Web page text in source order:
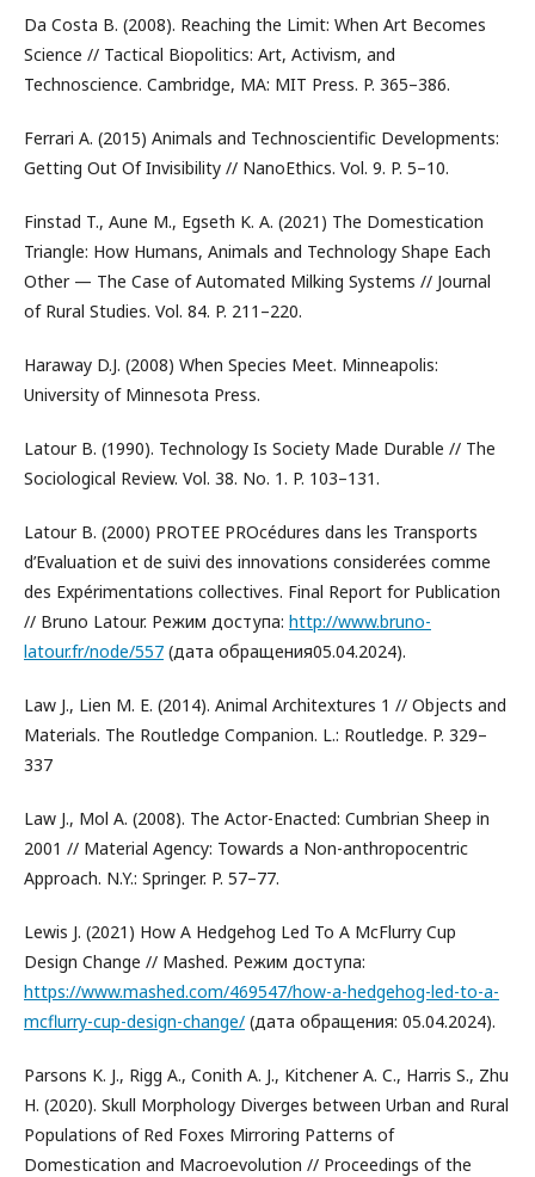
Da Costa B. (2008). Reaching the Limit: When Art Becomes
Science // Tactical Biopolitics: Art, Activism, and
Technoscience. Cambridge, MA: MIT Press. P. 365–386.
Ferrari A. (2015) Animals and Technoscientific Developments:
Getting Out Of Invisibility // NanoEthics. Vol. 9. P. 5–10.
Finstad T., Aune M., Egseth K. A. (2021) The Domestication
Triangle: How Humans, Animals and Technology Shape Each
Other — The Case of Automated Milking Systems // Journal
of Rural Studies. Vol. 84. P. 211–220.
Haraway D.J. (2008) When Species Meet. Minneapolis:
University of Minnesota Press.
Latour B. (1990). Technology Is Society Made Durable // The
Sociological Review. Vol. 38. No. 1. P. 103–131.
Latour B. (2000) PROTEE PROcédures dans les Transports
d’Evaluation et de suivi des innovations considerées comme
des Expérimentations collectives. Final Report for Publication
// Bruno Latour. Режим доступа: http://www.bruno-
latour.fr/node/557 (дата обращения05.04.2024).
Law J., Lien M. E. (2014). Animal Architextures 1 // Objects and
Materials. The Routledge Companion. L.: Routledge. P. 329–
337
Law J., Mol A. (2008). The Actor-Enacted: Cumbrian Sheep in
2001 // Material Agency: Towards a Non-anthropocentric
Approach. N.Y.: Springer. P. 57–77.
Lewis J. (2021) How A Hedgehog Led To A McFlurry Cup
Design Change // Mashed. Режим доступа:
https://www.mashed.com/469547/how-a-hedgehog-led-to-a-
mcflurry-cup-design-change/ (дата обращения: 05.04.2024).
Parsons K. J., Rigg A., Conith A. J., Kitchener A. C., Harris S., Zhu
H. (2020). Skull Morphology Diverges between Urban and Rural
Populations of Red Foxes Mirroring Patterns of
Domestication and Macroevolution // Proceedings of the